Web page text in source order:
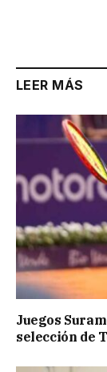
LEER MÁS
Juegos
selección de